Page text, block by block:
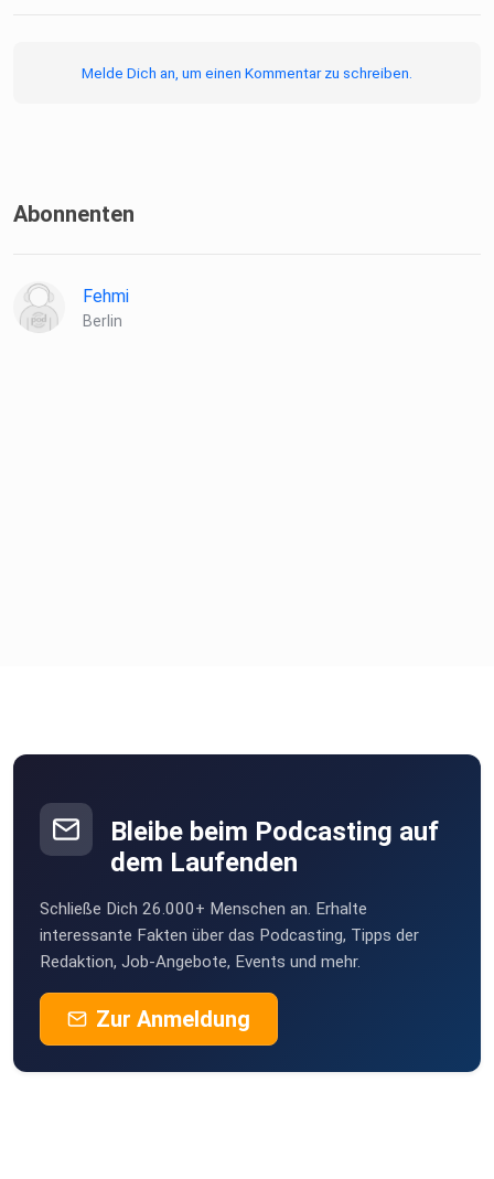
Melde Dich an, um einen Kommentar zu schreiben.
Abonnenten
Fehmi
Berlin
Bleibe beim Podcasting auf
dem Laufenden
Schließe Dich 26.000+ Menschen an. Erhalte
interessante Fakten über das Podcasting, Tipps der
Redaktion, Job-Angebote, Events und mehr.
Zur Anmeldung